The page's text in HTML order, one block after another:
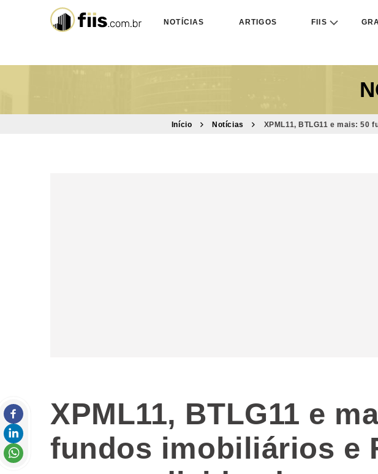
NOTÍCIAS ARTIGOS FIIS
Início Notícias XPML11, BTLG11 e mais: 50
XPML11, BTLG11 e
fundos imobiliários e